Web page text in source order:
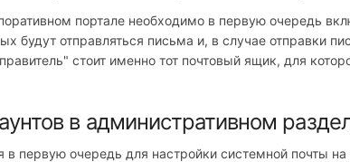
портале необходимо в первую очередь
будут отправляться письма и, в случае отправки
стоит именно тот почтовый ящик, для
в административном
первую очередь для настройки системной почты на